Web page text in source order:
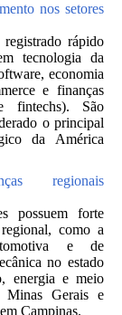
nos setores
rápido
tecnologia da
economia
e finanças
fintechs). São
o principal
da América
regionais
possuem forte
como a
e de
no estado
energia e meio
Minas Gerais e
Campinas.